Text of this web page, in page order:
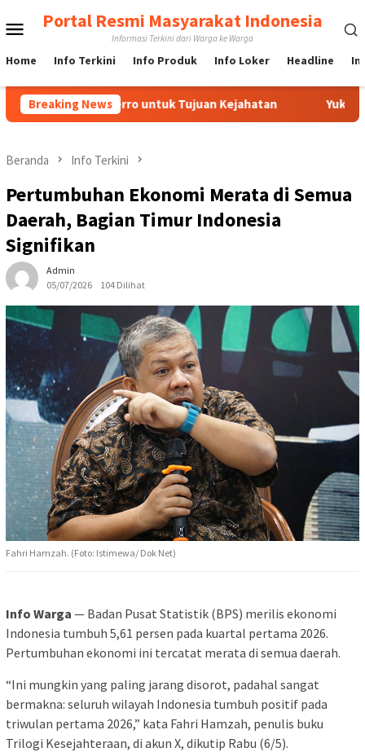
ke
Menu
Mobile
Portal Resmi Masyarakat Indonesia
Informasi Terkini dari Warga ke Warga
Home Info Terkini Info Produk Info Loker Headline
Breaking News
IndoFerro untuk Tujuan Kejahatan Yuk Lebih
Beranda Info Terkini
Pertumbuhan Ekonomi Merata di Semua
Daerah, Bagian Timur Indonesia
Signifikan
Admin
05/07/2026
104 Dilihat
Fahri Hamzah. (Foto: Istimewa/ Dok Net)
Info Warga — Badan Pusat Statistik (BPS) merilis ekonomi
Indonesia tumbuh 5,61 persen pada kuartal pertama 2026.
Pertumbuhan ekonomi ini tercatat merata di semua daerah.
“Ini mungkin yang paling jarang disorot, padahal sangat
bermakna: seluruh wilayah Indonesia tumbuh positif pada
triwulan pertama 2026,” kata Fahri Hamzah, penulis buku
Trilogi Kesejahteraan, di akun X, dikutip Rabu (6/5).